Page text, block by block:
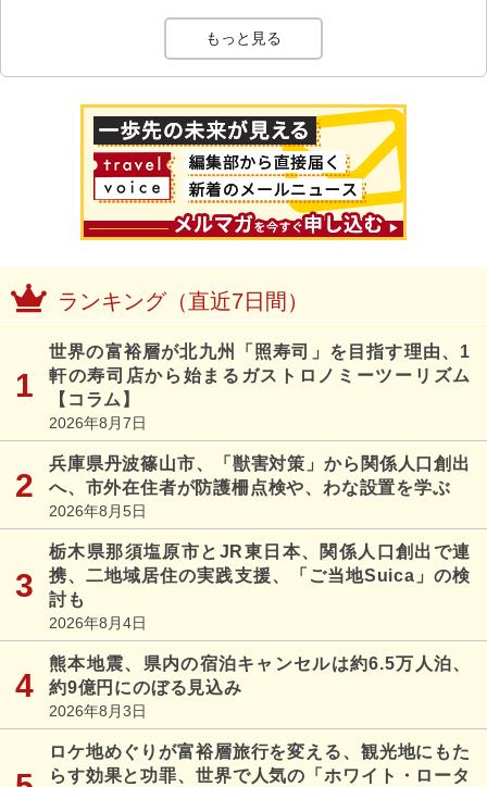
もっと見る
ランキング（直近7日間）
世界の富裕層が北九州「照寿司」を目指す理由、1
軒の寿司店から始まるガストロノミーツーリズム
【コラム】
2026年8月7日
兵庫県丹波篠山市、「獣害対策」から関係人口創出
へ、市外在住者が防護柵点検や、わな設置を学ぶ
2026年8月5日
栃木県那須塩原市とJR東日本、関係人口創出で連
携、二地域居住の実践支援、「ご当地Suica」の検
討も
2026年8月4日
熊本地震、県内の宿泊キャンセルは約6.5万人泊、
約9億円にのぼる見込み
2026年8月3日
ロケ地めぐりが富裕層旅行を変える、観光地にもた
らす効果と功罪、世界で人気の「ホワイト・ロータ